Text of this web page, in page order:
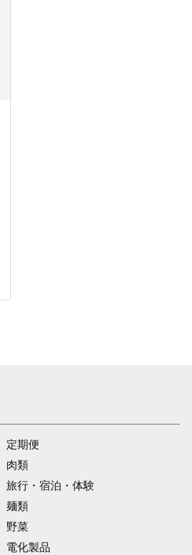
定期便
肉類
旅行・宿泊・体験
麺類
野菜
電化製品